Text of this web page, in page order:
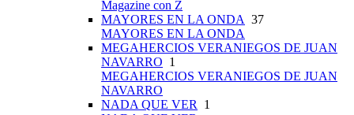
Magazine con Z
MAYORES EN LA ONDA 37
MAYORES EN LA ONDA
MEGAHERCIOS VERANIEGOS DE JUAN
NAVARRO 1
MEGAHERCIOS VERANIEGOS DE JUAN
NAVARRO
NADA QUE VER
1